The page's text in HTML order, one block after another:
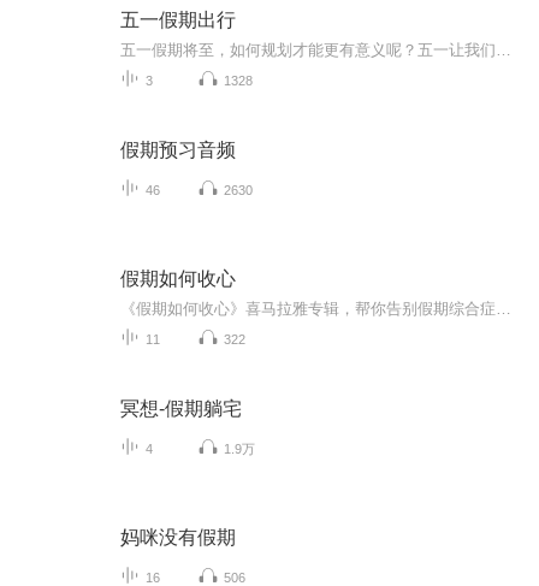
五一假期出行
3 1328
假期预习音频
46 2630
假期如何收心
11 322
冥想-假期躺宅
4 1.9万
妈咪没有假期
16 506